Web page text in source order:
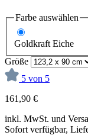
Farbe auswählen
Goldkraft Eiche
Größe
5 von 5
161,90 €
inkl. MwSt. und
Sofort verfügbar,